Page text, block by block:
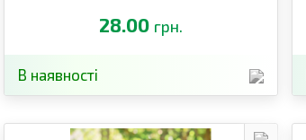
28.00 грн.
В наявності